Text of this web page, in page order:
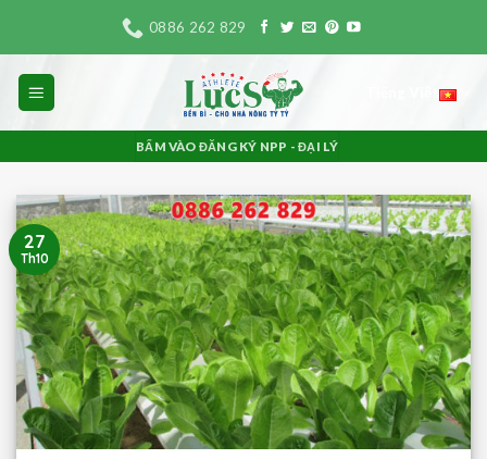
nội
dung
0886 262 829
BẤM VÀO ĐĂNG KÝ NPP - ĐẠI LÝ
27
Th10